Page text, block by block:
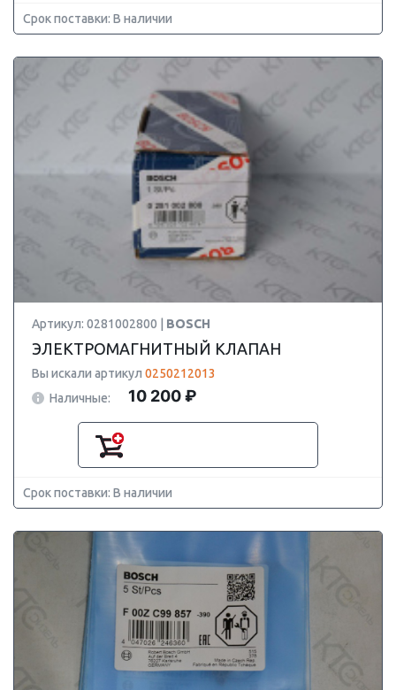
Срок поставки: В наличии
Артикул: 0281002800 | BOSCH
ЭЛЕКТРОМАГНИТНЫЙ КЛАПАН
Вы искали артикул 0250212013
Наличные:
10 200 ₽
Срок поставки: В наличии